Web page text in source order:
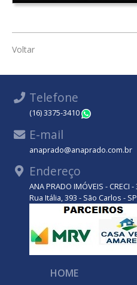
Voltar
Telefone
(16) 3375-3410
E-mail
anaprado@anaprado.com.br
Endereço
ANA PRADO IMÓVEIS - CRECI -
Rua Itália, 393 - São Carlos -
HOME